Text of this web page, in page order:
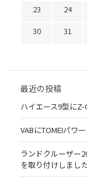
23
24
30
31
最近の投稿
ハイエース9型に
VABにTOMEIパワ
ランドクルーザー
を取り付けしまし